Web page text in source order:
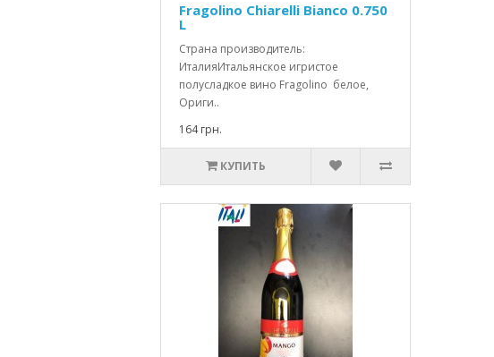
Fragolino Chiarelli Bianco 0.750
L
Страна производитель:
ИталияИтальянское игристое
полусладкое вино Fragolino белое,
Ориги..
164 грн.
КУПИТЬ